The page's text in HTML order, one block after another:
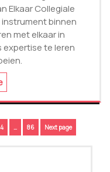
Elkaar Collegiale
binnen
met elkaar in
expertise te leren
… Page
86 Next page